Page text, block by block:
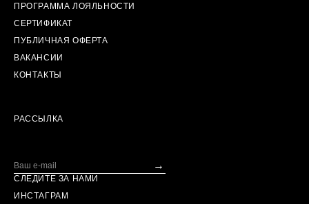
ПРОГРАММА ЛОЯЛЬНОСТИ
СЕРТИФИКАТ
ПУБЛИЧНАЯ ОФЕРТА
ВАКАНСИИ
КОНТАКТЫ
РАССЫЛКА
→
СЛЕДИТЕ ЗА НАМИ
ИНСТАГРАМ